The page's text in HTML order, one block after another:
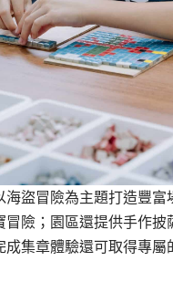
盜冒險為主題打造豐
險；園區還提供手作
集章體驗還可取得專